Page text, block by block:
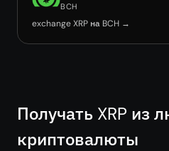
BCH
exchange XRP на BCH →
Получать XRP из
криптовалюты